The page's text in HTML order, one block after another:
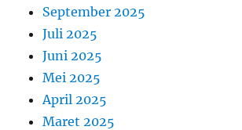
September 2025
Juli 2025
Juni 2025
Mei 2025
April 2025
Maret 2025